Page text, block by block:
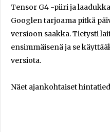
Tensor G4 -piiri ja
Googlen tarjoama pitkä
versioon saakka. Tietysti
ensimmäisenä ja se
versiota.
Näet ajankohtaiset